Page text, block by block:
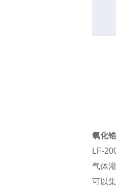
氧化
LF-
气体
可以